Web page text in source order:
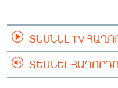
ՏԵՍՆԵԼ TV
ՏԵՍՆԵԼ